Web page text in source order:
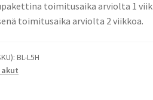
toimitusaika arviolta 1
toimitusaika arviolta 2 viikkoa.
BL-L5H
akut